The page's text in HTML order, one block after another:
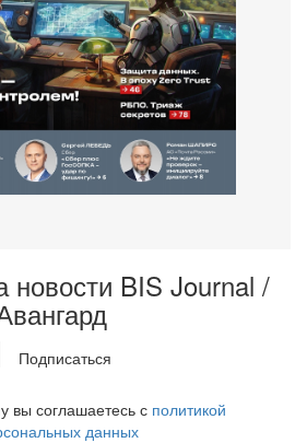
новости BIS Journal /
Подписаться
соглашаетесь с политикой
данных